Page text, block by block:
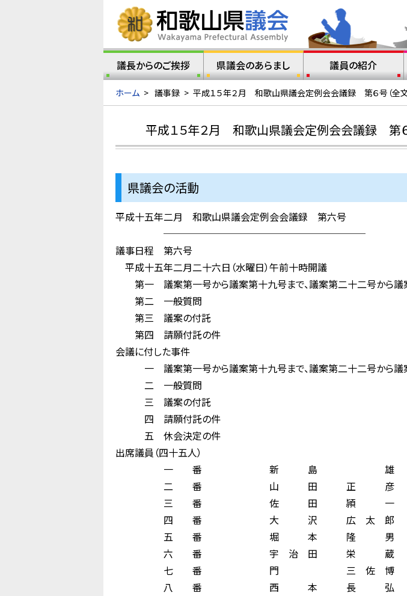
議長からのご挨拶 県議会のあらまし 議員の紹介
ホーム > 議事録 > 平成１５年２月 和歌山県議会定例会会議録 第６号（全文
平成１５年２月 和歌山県議会定例会会議録 第６
県議会の活動
平成十五年二月 和歌山県議会定例会会議録 第六号
─────────────────────
議事日程 第六号
平成十五年二月二十六日（水曜日）午前十時開議
第一 議案第一号から議案第十九号まで、議案第二十二号から議案
第二 一般質問
第三 議案の付託
第四 請願付託の件
会議に付した事件
一 議案第一号から議案第十九号まで、議案第二十二号から議案
二 一般質問
三 議案の付託
四 請願付託の件
五 休会決定の件
出席議員（四十五人）
一 番 新 島 雄
二 番 山 田 正 彦
三 番 佐 田 頴 一
四 番 大 沢 広 太 郎
五 番 堀 本 隆 男
六 番 宇 治 田 栄 蔵
七 番 門 三 佐 博
八 番 西 本 長 弘